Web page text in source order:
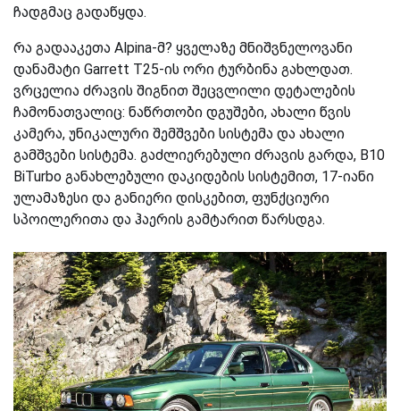
ჩადგმაც გადაწყდა.
რა გადააკეთა Alpina-მ? ყველაზე მნიშვნელოვანი
დანამატი Garrett T25-ის ორი ტურბინა გახლდათ.
ვრცელია ძრავის შიგნით შეცვლილი დეტალების
ჩამონათვალიც: ნაწრთობი დგუშები, ახალი წვის
კამერა, უნიკალური შემშვები სისტემა და ახალი
გამშვები სისტემა. გაძლიერებული ძრავის გარდა, B10
BiTurbo განახლებული დაკიდების სისტემით, 17-იანი
ულამაზესი და განიერი დისკებით, ფუნქციური
სპოილერითა და ჰაერის გამტარით წარსდგა.